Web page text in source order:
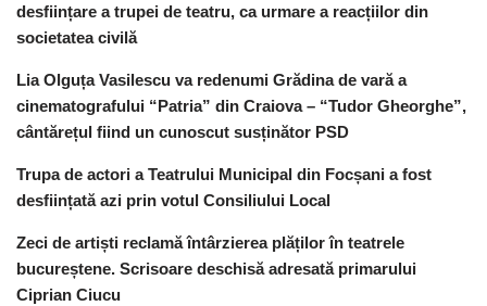
desființare a trupei de teatru, ca urmare a reacțiilor din
societatea civilă
Lia Olguța Vasilescu va redenumi Grădina de vară a
cinematografului “Patria” din Craiova – “Tudor Gheorghe”,
cântărețul fiind un cunoscut susținător PSD
Trupa de actori a Teatrului Municipal din Focșani a fost
desființată azi prin votul Consiliului Local
Zeci de artiști reclamă întârzierea plăților în teatrele
bucureștene. Scrisoare deschisă adresată primarului
Ciprian Ciucu